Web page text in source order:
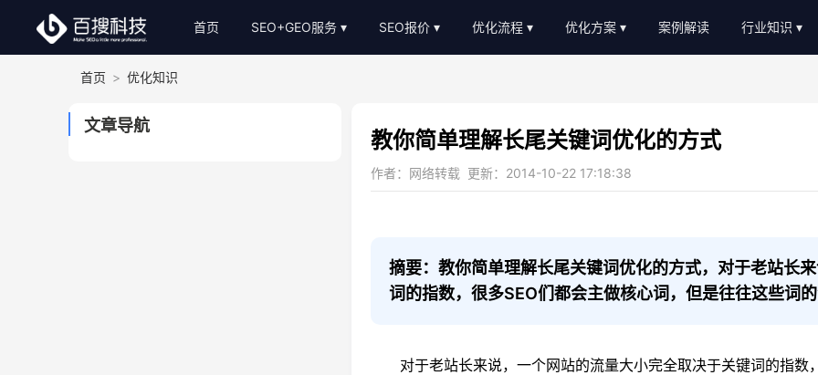
首页 SEO+GEO服务 SEO报价 优化流程
常见问题
服务优势
优化方案
b2c/b平台
传统制造业
装修设计
医疗医美
案例解读 行业知识
名词大全
优化知识
首页 > 优化知识
文章导航
教你简单理解长尾关键词优化的方式
作者：网络转载 更新：2014-10-22 17:18:38
摘要：教你简单理解长尾关键词优化的方式，对于老站长
词的指数，很多SEO们都会主做核心词，但是往往这些词
对于老站长来说，一个网站的流量大小完全取决于关键词的指数